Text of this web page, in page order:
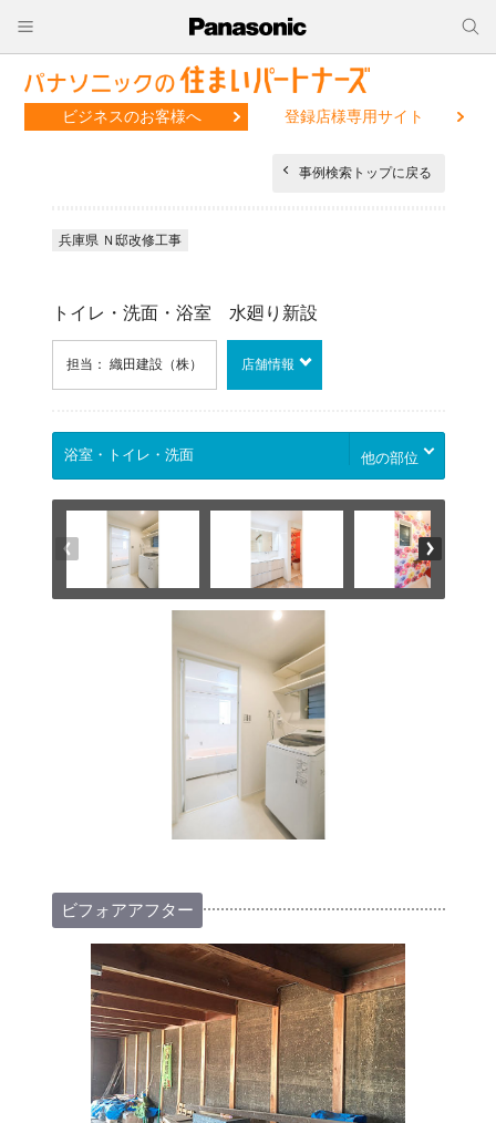
ビジネスのお客様へ 登録店様専用サイト
事例検索トップに戻る
兵庫県 Ｎ邸改修工事
トイレ・洗面・浴室 水廻り新設
担当： 織田建設（株） 店舗情報
他の部位
ビフォアアフター